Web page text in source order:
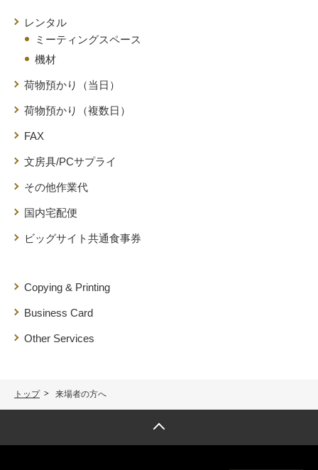
レンタル
ミーティングスペース
機材
荷物預かり（当日）
荷物預かり（複数日）
FAX
文房具/PCサプライ
その他作業代
国内宅配便
ビッグサイト共通食事券
Copying & Printing
Business Card
Other Services
トップ 来場者の方へ